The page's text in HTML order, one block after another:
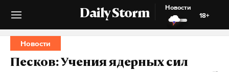
Daily Storm
Новости
18+
Новости
Песков: Учения ядерных сил